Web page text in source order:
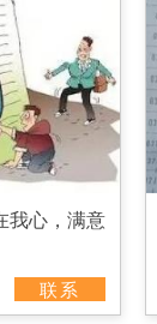
我心，满意
联系